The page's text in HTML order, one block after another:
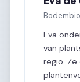
Eva
van
regio. Ze